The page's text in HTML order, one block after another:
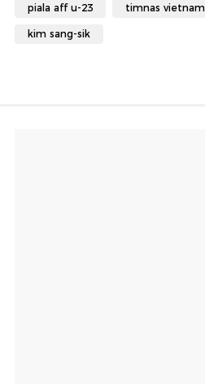
piala aff u-23 timnas vietnam
kim sang-sik